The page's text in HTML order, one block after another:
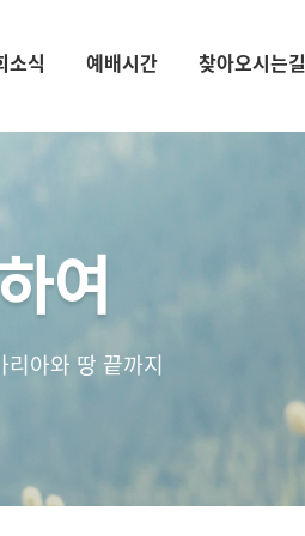
소식 예배시간 찾아오시는길
여
아와 땅 끝까지